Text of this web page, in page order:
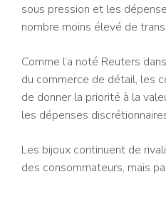
sous pression et les
nombre moins élevé de
Comme l’a noté Reuters
du commerce de détail, les
de donner la priorité à la
les dépenses
Les bijoux continuent de
des consommateurs, mais